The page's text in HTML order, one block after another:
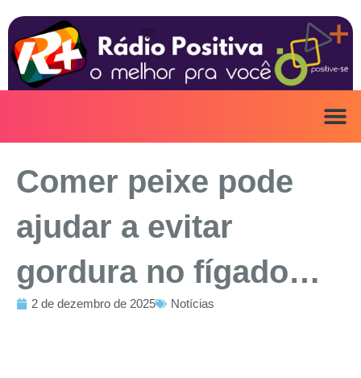
para
conteúdo
Comer peixe pode
ajudar a evitar
gordura no fígado…
2 de dezembro de 2025 Notícias